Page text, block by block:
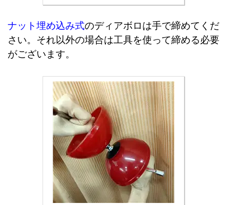
ナット埋め込み式のディアボロは手で締めてくだ
さい。それ以外の場合は工具を使って締める必要
がございます。